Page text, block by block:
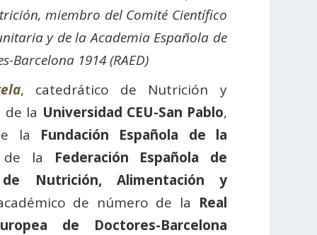
miembro del Comité Científico
y de la Academia Española de
Barcelona 1914 (RAED)
, catedrático de Nutrición y
de la Universidad CEU-San Pablo,
la Fundación Española de la
la Federación Española de
de Nutrición, Alimentación y
de número de la Real
de Doctores-Barcelona